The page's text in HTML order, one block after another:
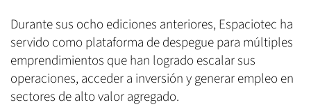
Durante sus ocho ediciones anteriores, Espaciotec ha
servido como plataforma de despegue para múltiples
emprendimientos que han logrado escalar sus
operaciones, acceder a inversión y generar empleo en
sectores de alto valor agregado.